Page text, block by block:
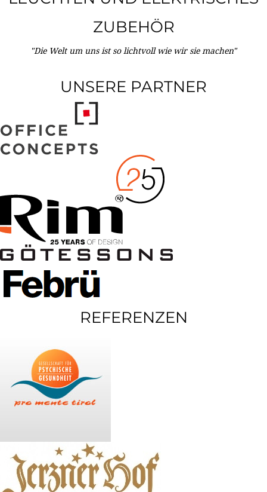
ZUBEHÖR
"Die Welt um uns ist so lichtvoll wie wir sie machen"
UNSERE PARTNER
REFERENZEN